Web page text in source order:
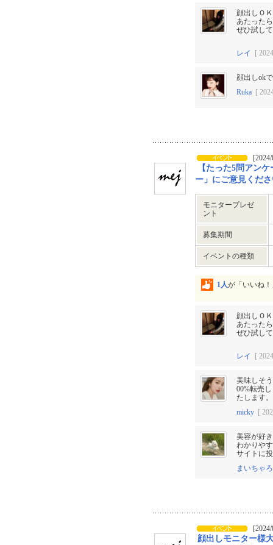
顔出しＯ
あたった
ぜひ試し
レイ [
顔出しok
Ruka [
【たった5問アン
ー」にご意見くだ
モニタープレゼ
ント
募集期間
イベントの種類
1人が「いいね
顔出しＯ
あたった
ぜひ試し
レイ [
美味しそ
00%転売
たします。
micky [
美容が好
わかりや
サイトに
まいちゃろ
顔出しモニター様